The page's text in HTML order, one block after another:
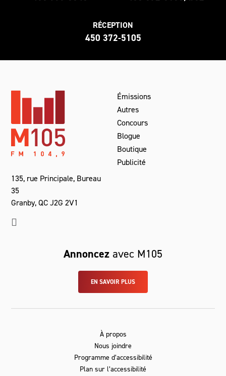
RÉCEPTION
450 372-5105
135, rue Principale, Bureau
35
Granby, QC J2G 2V1
Émissions
Autres
Concours
Blogue
Boutique
Publicité
Annoncez avec M105
EN SAVOIR PLUS
À propos
Nous joindre
Programme d’accessibilité
Plan sur l’accessibilité